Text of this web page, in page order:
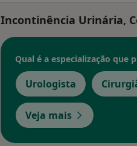
Incontinência Urinária,
Qual é a especialização que
Urologista
Veja mais